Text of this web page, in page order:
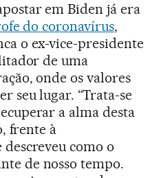
em Biden já era
do coronavírus,
o ex-vice-presidente
de uma
onde os valores
seu lugar. “Trata-se
a alma desta
frente à
como o
de nosso tempo.